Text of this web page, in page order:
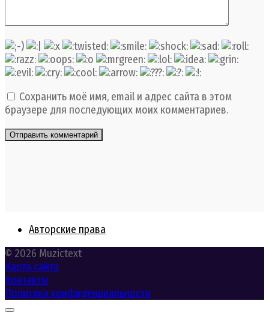
Сохранить моё имя, email и адрес сайта в этом
браузере для последующих моих комментариев.
Авторские права
© 2026 Muzictext
Карта сайта
Контакты
Политика конфиденциальности